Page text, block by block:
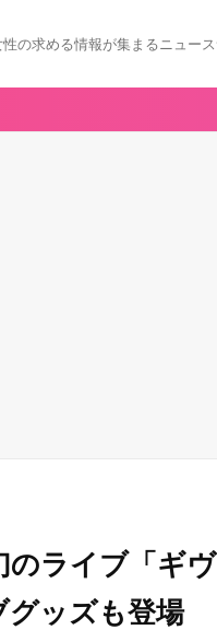
の求める情報が集まるニュース
のライブ「ギ
グッズも登場